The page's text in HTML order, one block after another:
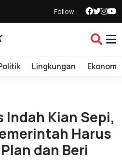
Follow :
Lingkungan Ekonomi
Indah Kian Sepi,
Harus
dan Beri